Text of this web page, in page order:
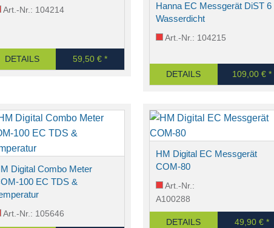
Art.-Nr.: 104214
DETAILS 59,50 € *
Hanna EC Messgerät DiST 6
Wasserdicht
Art.-Nr.: 104215
DETAILS 109,00 € *
Digital Combo Meter
100 EC TDS &
Art.-Nr.: 105646
HM Digital EC Messgerät
COM-80
Art.-Nr.:
A100288
DETAILS 49,90 € *